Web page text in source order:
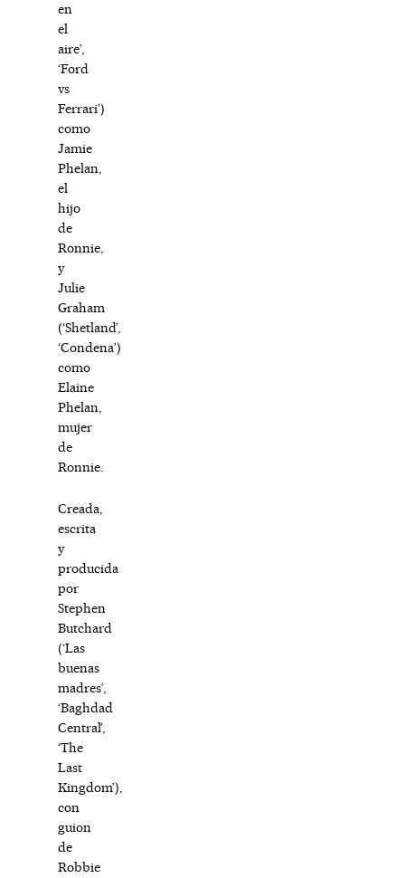
en
el
aire’,
‘Ford
vs
Ferrari’)
como
Jamie
Phelan,
el
hijo
de
Ronnie,
y
Julie
Graham
(‘Shetland’,
‘Condena’)
como
Elaine
Phelan,
mujer
de
Ronnie.
Creada,
escrita
y
producida
por
Stephen
Butchard
(‘Las
buenas
madres’,
‘Baghdad
Central’,
‘The
Last
Kingdom’),
con
guion
de
Robbie